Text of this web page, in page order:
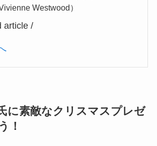
Vivienne Westwood）
article /
に素敵なクリスマスプレゼ
！